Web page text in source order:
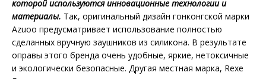
которой используются инновационные технологии и
материалы. Так, оригинальный дизайн гонконгской марки
Azuoo предусматривает использование полностью
сделанных вручную заушников из силикона. В результате
оправы этого бренда очень удобные, яркие, нетоксичные
и экологически безопасные. Другая местная марка, Rexe